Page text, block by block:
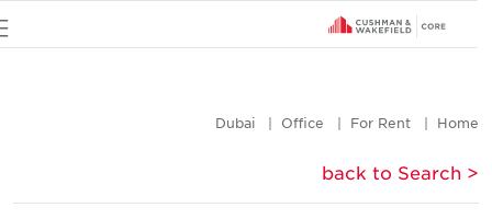
Home
For Rent
Office
Dubai
< back to Search